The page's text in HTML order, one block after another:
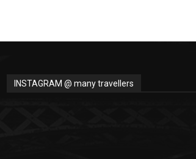
INSTAGRAM @ many travellers